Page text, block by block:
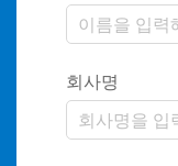
회사명